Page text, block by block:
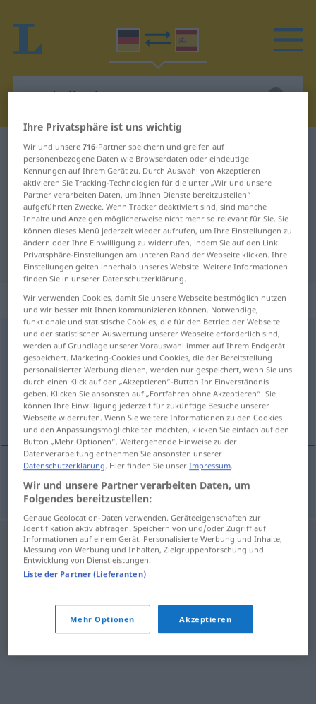
Deutsch-Spanisch Wörterbuch Zwiebelkuchen
Deutsch-Spanisch Übersetzung für
"Zwiebelkuchen"
"Zwiebelkuchen" Spanisch
Übersetzung
„Zwiebelkuchen“: Maskulinum
Zwiebelkuchenm <Zwiebelkuchens;Zwiebelkuchen>
Übersicht aller Übersetzungen
(Für mehr Details die Übersetzung anklicken/antippen)
tarta de cebolla
tartafdecebolla Zwiebelkuchen
Ihre Privatsphäre ist uns wichtig
Wir und unsere716-Partner speichern und greifen auf
personenbezogene Daten wie Browserdaten oder eindeutige
Kennungen auf Ihrem Gerät zu. Durch Auswahl von Akzeptieren
aktivieren Sie Tracking-Technologien für die unter „Wir und unsere
Partner verarbeiten Daten, um Ihnen Dienste bereitzustellen“
aufgeführten Zwecke. Wenn Tracker deaktiviert sind, sind manche
Inhalte und Anzeigen möglicherweise nicht mehr so relevant für Sie. Sie
können dieses Menü jederzeit wieder aufrufen, um Ihre Einstellungen zu
ändern oder Ihre Einwilligung zu widerrufen, indem Sie auf den Link
Privatsphäre-Einstellungen am unteren Rand der Webseite klicken. Ihre
Einstellungen gelten innerhalb unseres Website. Weitere Informationen
finden Sie in unserer Datenschutzerklärung.
Wir verwenden Cookies, damit Sie unsere Webseite bestmöglich nutzen
und wir besser mit Ihnen kommunizieren können. Notwendige,
funktionale und statistische Cookies, die für den Betrieb der Webseite
und der statistischen Auswertung unserer Webseite erforderlich sind,
werden auf Grundlage unserer Vorauswahl immer auf Ihrem Endgerät
gespeichert. Marketing-Cookies und Cookies, die der Bereitstellung
personalisierter Werbung dienen, werden nur gespeichert, wenn Sie uns
durch einen Klick auf den „Akzeptieren“-Button Ihr Einverständnis
geben. Klicken Sie ansonsten auf „Fortfahren ohne Akzeptieren“. Sie
können Ihre Einwilligung jederzeit für zukünftige Besuche unserer
Webseite widerrufen. Wenn Sie weitere Informationen zu den Cookies
und den Anpassungsmöglichkeiten möchten, klicken Sie einfach auf den
Button „Mehr Optionen“. Weitergehende Hinweise zu der
Datenverarbeitung entnehmen Sie ansonsten unserer
Datenschutzerklärung. Hier finden Sie unserImpressum.
Wir und unsere Partner verarbeiten Daten, um
Folgendes bereitzustellen:
Genaue Geolocation-Daten verwenden. Geräteeigenschaften zur
Identifikation aktiv abfragen. Speichern von und/oder Zugriff auf
Informationen auf einem Gerät. Personalisierte Werbung und Inhalte,
Messung von Werbung und Inhalten, Zielgruppenforschung und
Entwicklung von Dienstleistungen.
Liste der Partner (Lieferanten)
Mehr Optionen Akzeptieren